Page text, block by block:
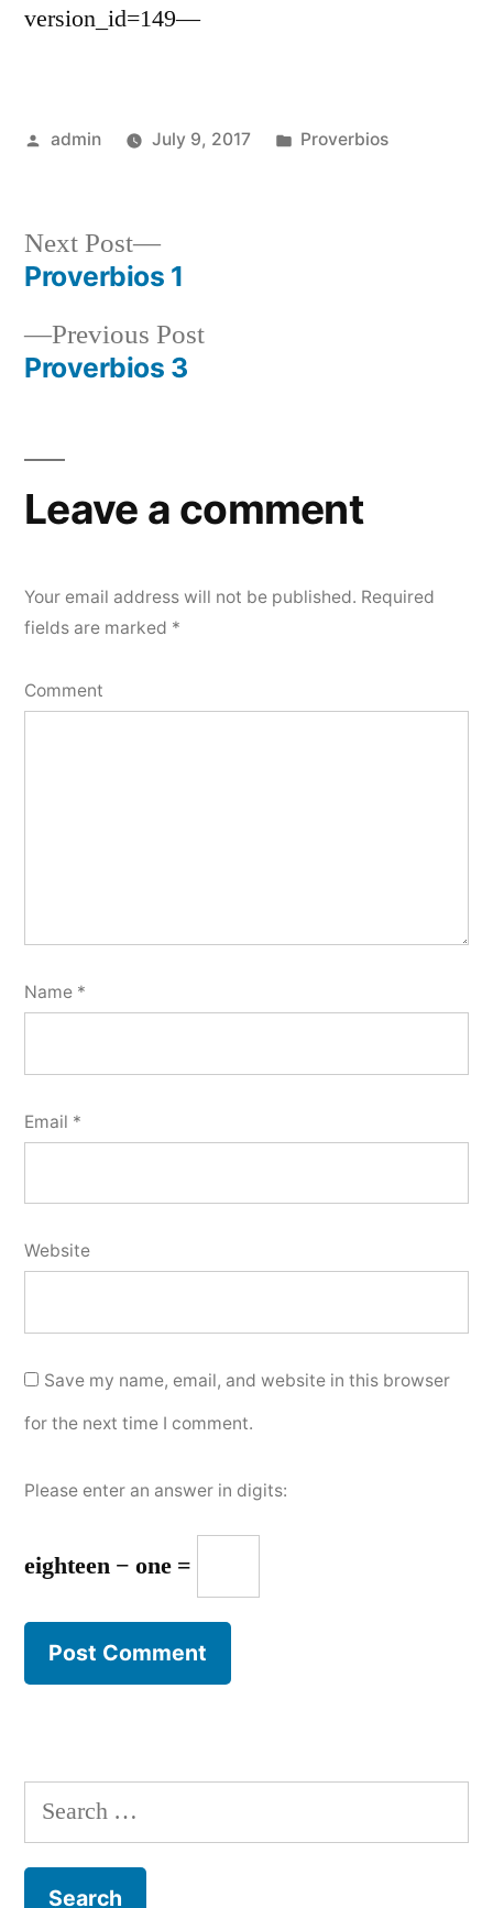
version_id=149—
Posted
admin July 9, 2017
Posted
Proverbios
Post
navigation
Previous PostPrevious
Proverbios 3
Next Post
Next
post:
Proverbios 1
Leave a comment
Your email address will not be published. Required
fields are marked *
Comment
Name *
Email *
Website
Save my name, email, and website in this browser
for the next time I comment.
Please enter an answer in digits:
eighteen − one =
Search
for: